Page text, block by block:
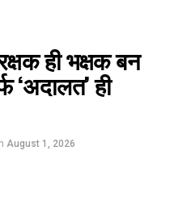
ही भक्षक बन
‘अदालत’ ही
August 1, 2026